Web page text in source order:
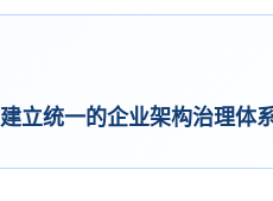
统一的企业架构治理体系